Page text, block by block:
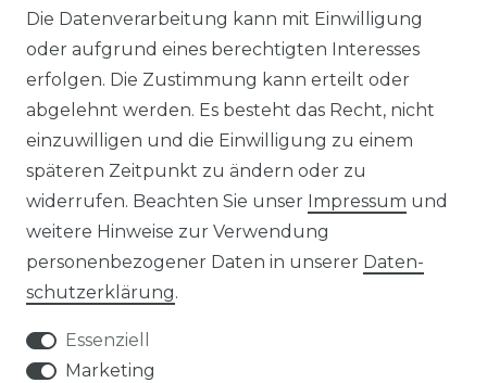
HERSTELLER
REFERENZEN
Die Datenverarbeitung kann mit Einwilligung
oder aufgrund eines berechtigten Interesses
erfolgen. Die Zustimmung kann erteilt oder
abgelehnt werden. Es besteht das Recht, nicht
einzuwilligen und die Einwilligung zu einem
späteren Zeitpunkt zu ändern oder zu
widerrufen. Beachten Sie unser Impressum und
weitere Hinweise zur Verwendung
personenbezogener Daten in unserer Daten­
schutz­erklärung.
Essenziell
Marketing